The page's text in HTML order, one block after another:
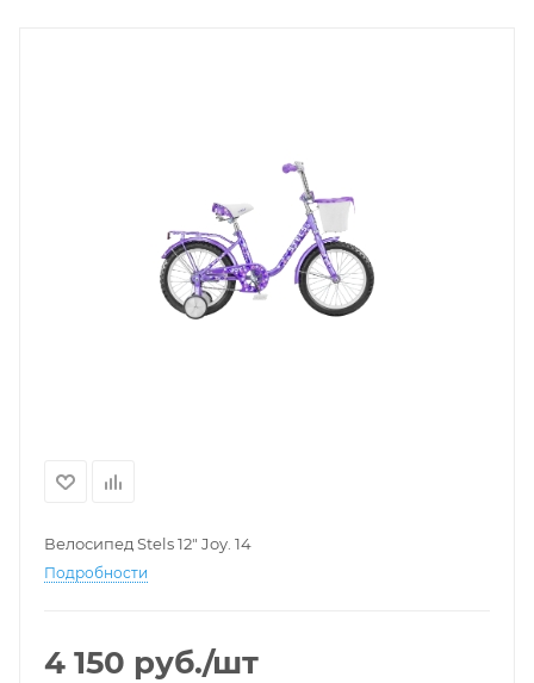
Велосипед Stels 12" Joy. 14
Подробности
4 150 руб./шт